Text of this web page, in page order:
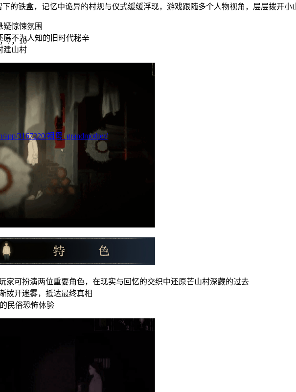
下的铁盒，记忆中诡异的村规与仪式缓缓浮现，游戏跟随多个人物视角，层层拨开
疑惊悚氛围
不为人知的旧时代秘辛
建山村
家可扮演两位重要角色，在现实与回忆的交织中还原芒山村深藏的过去
拨开迷雾，抵达最终真相
民俗恐怖体验
7，10
app/3167220/祖母_grandmother/